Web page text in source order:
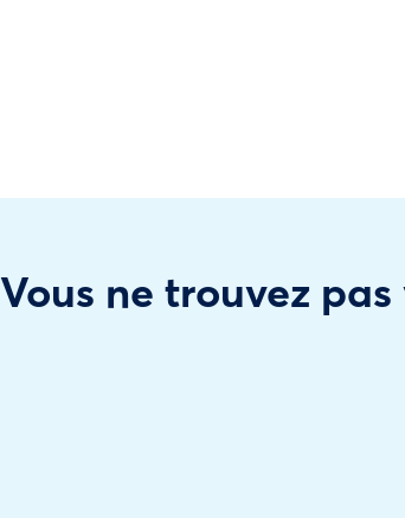
Vous ne trouvez